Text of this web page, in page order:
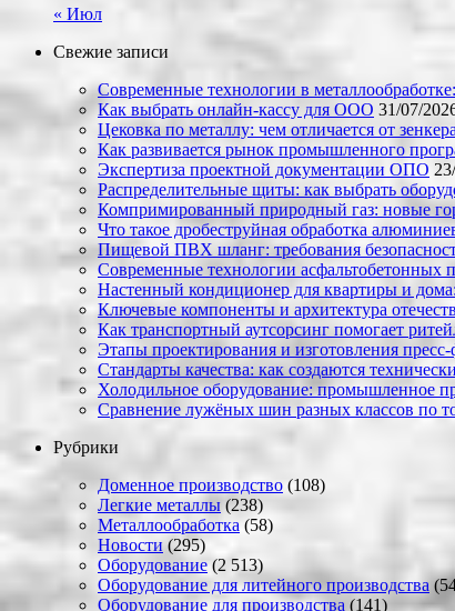
« Июл
Свежие записи
Современные технологии в
Как выбрать онлайн-кассу для ООО 31/07/
Цековка по металлу: чем отличается от
Как развивается рынок промышленного
Экспертиза проектной документации ОПО
Распределительные щиты: как выбрать
Компримированный природный газ: новые
Что такое дробеструйная обработка
Пищевой ПВХ шланг: требования
Современные технологии асфальтобетонных
Настенный кондиционер для квартиры и
Ключевые компоненты и архитектура
Как транспортный аутсорсинг помогает
Этапы проектирования и изготовления
Стандарты качества: как создаются
Холодильное оборудование: промышленное
Сравнение лужёных шин разных классов по
Рубрики
Доменное производство (108)
Легкие металлы (238)
Металлообработка (58)
Новости (295)
Оборудование (2 513)
Оборудование для литейного производства
Оборудование для производства (141)